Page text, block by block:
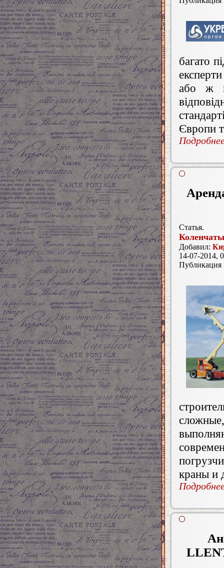
багато
або ж
Європи
Статья.
Добавил:
14-07-2014,
краны и